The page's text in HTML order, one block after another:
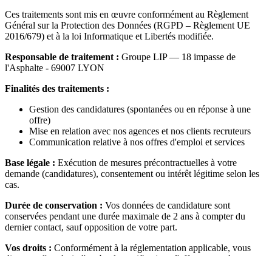
Ces traitements sont mis en œuvre conformément au Règlement
Général sur la Protection des Données (RGPD – Règlement UE
2016/679) et à la loi Informatique et Libertés modifiée.
Responsable de traitement : Groupe LIP — 18 impasse de
l'Asphalte - 69007 LYON
Finalités des traitements :
Gestion des candidatures (spontanées ou en réponse à une
offre)
Mise en relation avec nos agences et nos clients recruteurs
Communication relative à nos offres d'emploi et services
Base légale : Exécution de mesures précontractuelles à votre
demande (candidatures), consentement ou intérêt légitime selon les
cas.
Durée de conservation : Vos données de candidature sont
conservées pendant une durée maximale de 2 ans à compter du
dernier contact, sauf opposition de votre part.
Vos droits : Conformément à la réglementation applicable, vous